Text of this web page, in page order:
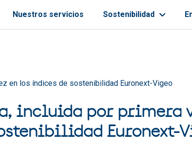
Nuestros servicios Sostenibilidad
a la navegación
en los índices de sostenibilidad Euronext-Vigeo
incluida por primera
Euronext-